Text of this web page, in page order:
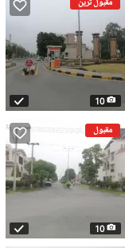
10
مقبول
10